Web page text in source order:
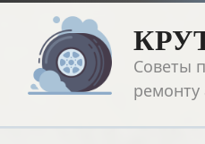
Советы